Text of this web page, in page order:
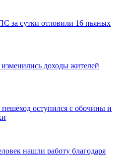
за сутки отловили 16 пьяных
доходы жителей
оступился с обочины и
нашли работу благодаря